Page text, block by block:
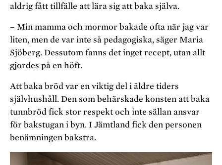
aldrig fått tillfälle att lära sig att baka själva.
– Min mamma och mormor bakade ofta när jag var
liten, men de var inte så pedagogiska, säger Maria
Sjöberg. Dessutom fanns det inget recept, utan allt
gjordes på en höft.
Att baka bröd var en viktig del i äldre tiders
självhushåll. Den som behärskade konsten att baka
tunnbröd fick stor respekt och inte sällan ansvar
för bakstugan i byn. I Jämtland fick den personen
benämningen bakstra.